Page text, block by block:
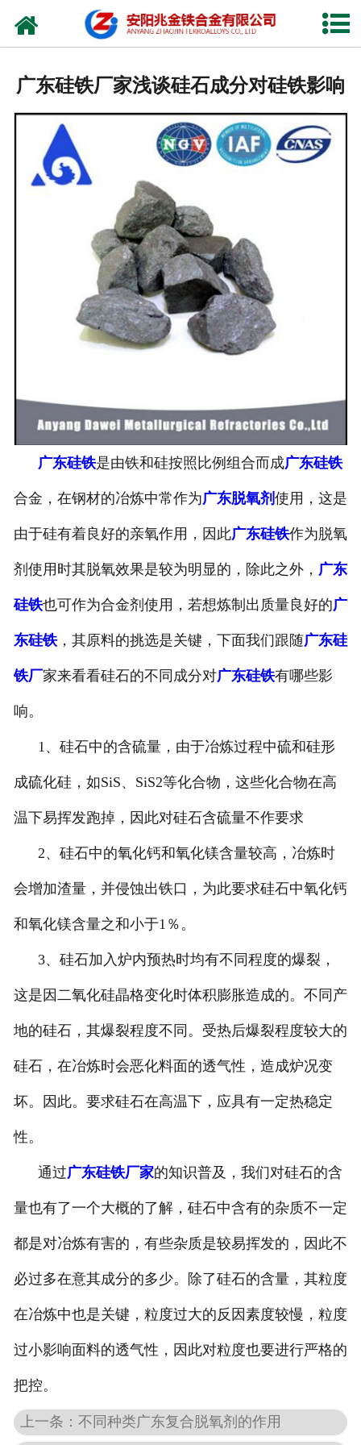
网站首页
产品中心
联系我们
广东硅铁厂家浅谈硅石成分对硅铁影响
广东硅铁是由铁和硅按照比例组合而成广东硅铁
合金，在钢材的冶炼中常作为广东脱氧剂使用，这是
由于硅有着良好的亲氧作用，因此广东硅铁作为脱氧
剂使用时其脱氧效果是较为明显的，除此之外， 广东
硅铁也可作为合金剂使用，若想炼制出质量良好的广
东硅铁，其原料的挑选是关键，下面我们跟随广东硅
铁厂家来看看硅石的不同成分对广东硅铁有哪些影
响。
1、硅石中的含硫量，由于冶炼过程中硫和硅形
成硫化硅，如SiS、SiS2等化合物，这些化合物在高
温下易挥发跑掉，因此对硅石含硫量不作要求
2、硅石中的氧化钙和氧化镁含量较高，冶炼时
会增加渣量，并侵蚀出铁口，为此要求硅石中氧化钙
和氧化镁含量之和小于1％。
3、硅石加入炉内预热时均有不同程度的爆裂，
这是因二氧化硅晶格变化时体积膨胀造成的。不同产
地的硅石，其爆裂程度不同。受热后爆裂程度较大的
硅石，在冶炼时会恶化料面的透气性，造成炉况变
坏。因此。要求硅石在高温下，应具有一定热稳定
性。
通过广东硅铁厂家的知识普及，我们对硅石的含
量也有了一个大概的了解，硅石中含有的杂质不一定
都是对冶炼有害的，有些杂质是较易挥发的，因此不
必过多在意其成分的多少。除了硅石的含量，其粒度
在冶炼中也是关键，粒度过大的反因素度较慢，粒度
过小影响面料的透气性，因此对粒度也要进行严格的
把控。
上一条：不同种类广东复合脱氧剂的作用